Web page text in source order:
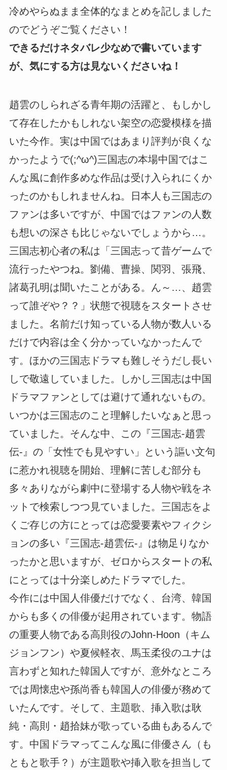
冷めやらぬまま全体的なまとめを記しました
のでどうぞご覧ください！
できるだけネタバレ少なめで書いています
が、気にする方は見ないくださいね！
趙雲のしられざる青年期の活躍と、もしかし
て存在したかもしれない架空の恋愛模様を描
いた今作。実は中国ではあまり評判が良くな
かったようで(;^ω^)三国志の本場中国ではこ
んな風に創作多めな作品は受け入られにくか
ったのかもしれませんね。日本人も三国志の
ファンは多いですが、中国ではファンの人数
も想いの深さも比じゃないでしょうから…。
三国志初心者の私は「三国志って昔ゲームで
流行ったやつね。劉備、曹操、関羽、張飛、
諸葛孔明は聞いたことがある。ん～…、趙雲
って誰ぞや？？」状態で視聴をスタートさせ
ました。名前だけ知っている人物が数人いる
だけで内容は全く分かっていなかったんで
す。ほかの三国志ドラマも難しそうだし長い
しで敬遠していました。しかし三国志は中国
ドラマファンとしては避けて通れないもの。
いつかは三国志のこと理解したいなぁと思っ
ていました。そんな中、この『三国志-趙雲
伝-』の「女性でも見やすい」という謳い文句
に惹かれ視聴を開始、理解に苦しむ部分も
多々ありながら劇中に登場する人物や戦をネ
ットで検索しつつ見ていました。三国志をよ
くご存じの方にとっては恋愛要素やフィクシ
ョンの多い『三国志-趙雲伝-』は物足りなか
ったかと思いますが、ゼロからスタートの私
にとっては十分楽しめたドラマでした。
今作には中国人俳優だけでなく、台湾、韓国
からも多くの俳優が起用されています。物語
の重要人物である高則役のJohn-Hoon（キム
ジョンフン）や夏候軽衣、馬玉柔役のユナは
言わずと知れた韓国人ですが、意外なところ
では周懐忠や孫尚香も韓国人の俳優が務めて
いたんです。そして、主題歌、挿入歌は耿
純・高則・趙拾妹が歌っている曲もあるんで
す。中国ドラマってこんな風に俳優さん（も
ともと歌手？）が主題歌や挿入歌を担当して